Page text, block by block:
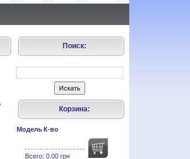
Поиск:
Корзина:
МодельК-во
Всего: 0.00 грн